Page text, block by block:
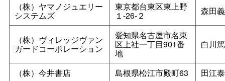
（株）ヤマノジュエリー
システムズ
東京都台東区東上野
１‐26‐２ 森田
（株）ヴィレッジヴァン
ガードコーポレーション
愛知県名古屋市名東
区上社一丁目901番
地
白川
（株）今井書店 島根県松江市殿町63 田江